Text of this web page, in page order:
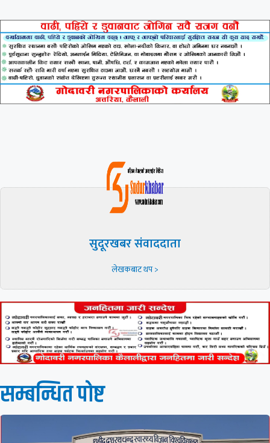
सुदूरखबर संवाददाता
लेखकबाट थप >
सम्बन्धित पाेष्ट